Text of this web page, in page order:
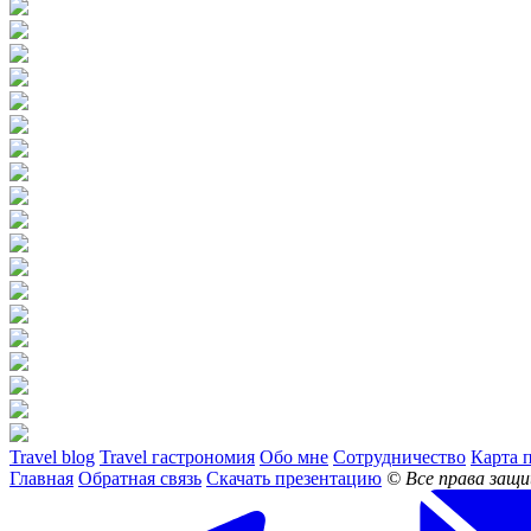
Travel blog Travel гастрономия Обо мне Сотрудничество Карта
Главная Обратная связь Скачать презентацию © Все права